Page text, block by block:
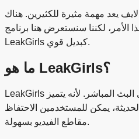
يعد مهمة مثيرة للكثيرين. هناك
الأمر، لكننا سنستعرض هنا برنامج
LeakGirls كبديل قوي.
ما هو LeakGirls؟
LeakGirls هو برنامج فعال لتسجيل محتوى البث المباشر. لأنه يتميز
يمكن للمستخدمين الاحتفاظ
مقاطع الفيديو بسهولة.